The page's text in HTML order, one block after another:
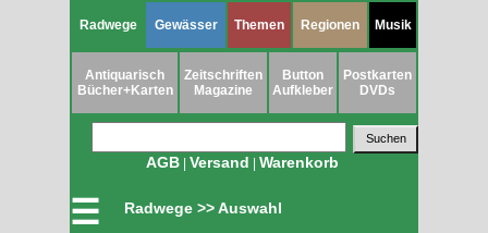
Radwege Gewässer Themen Regionen Musik
Antiquarisch
Bücher+Karten
Zeitschriften
Magazine
Button
Aufkleber
Postkarten
DVDs
AGB | Versand | Warenkorb
☰ Radwege >> Auswahl